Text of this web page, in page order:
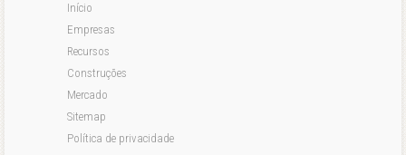
Início
Empresas
Recursos
Construções
Mercado
Sitemap
Política de privacidade